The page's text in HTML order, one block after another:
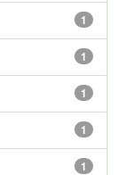
1
1
1
1
1